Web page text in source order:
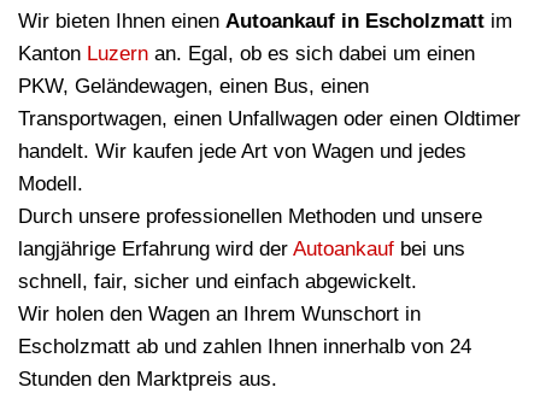
Wir bieten Ihnen einen Autoankauf in Escholzmatt im
Kanton Luzern an. Egal, ob es sich dabei um einen
PKW, Geländewagen, einen Bus, einen
Transportwagen, einen Unfallwagen oder einen Oldtimer
handelt. Wir kaufen jede Art von Wagen und jedes
Modell.
Durch unsere professionellen Methoden und unsere
langjährige Erfahrung wird der Autoankauf bei uns
schnell, fair, sicher und einfach abgewickelt.
Wir holen den Wagen an Ihrem Wunschort in
Escholzmatt ab und zahlen Ihnen innerhalb von 24
Stunden den Marktpreis aus.